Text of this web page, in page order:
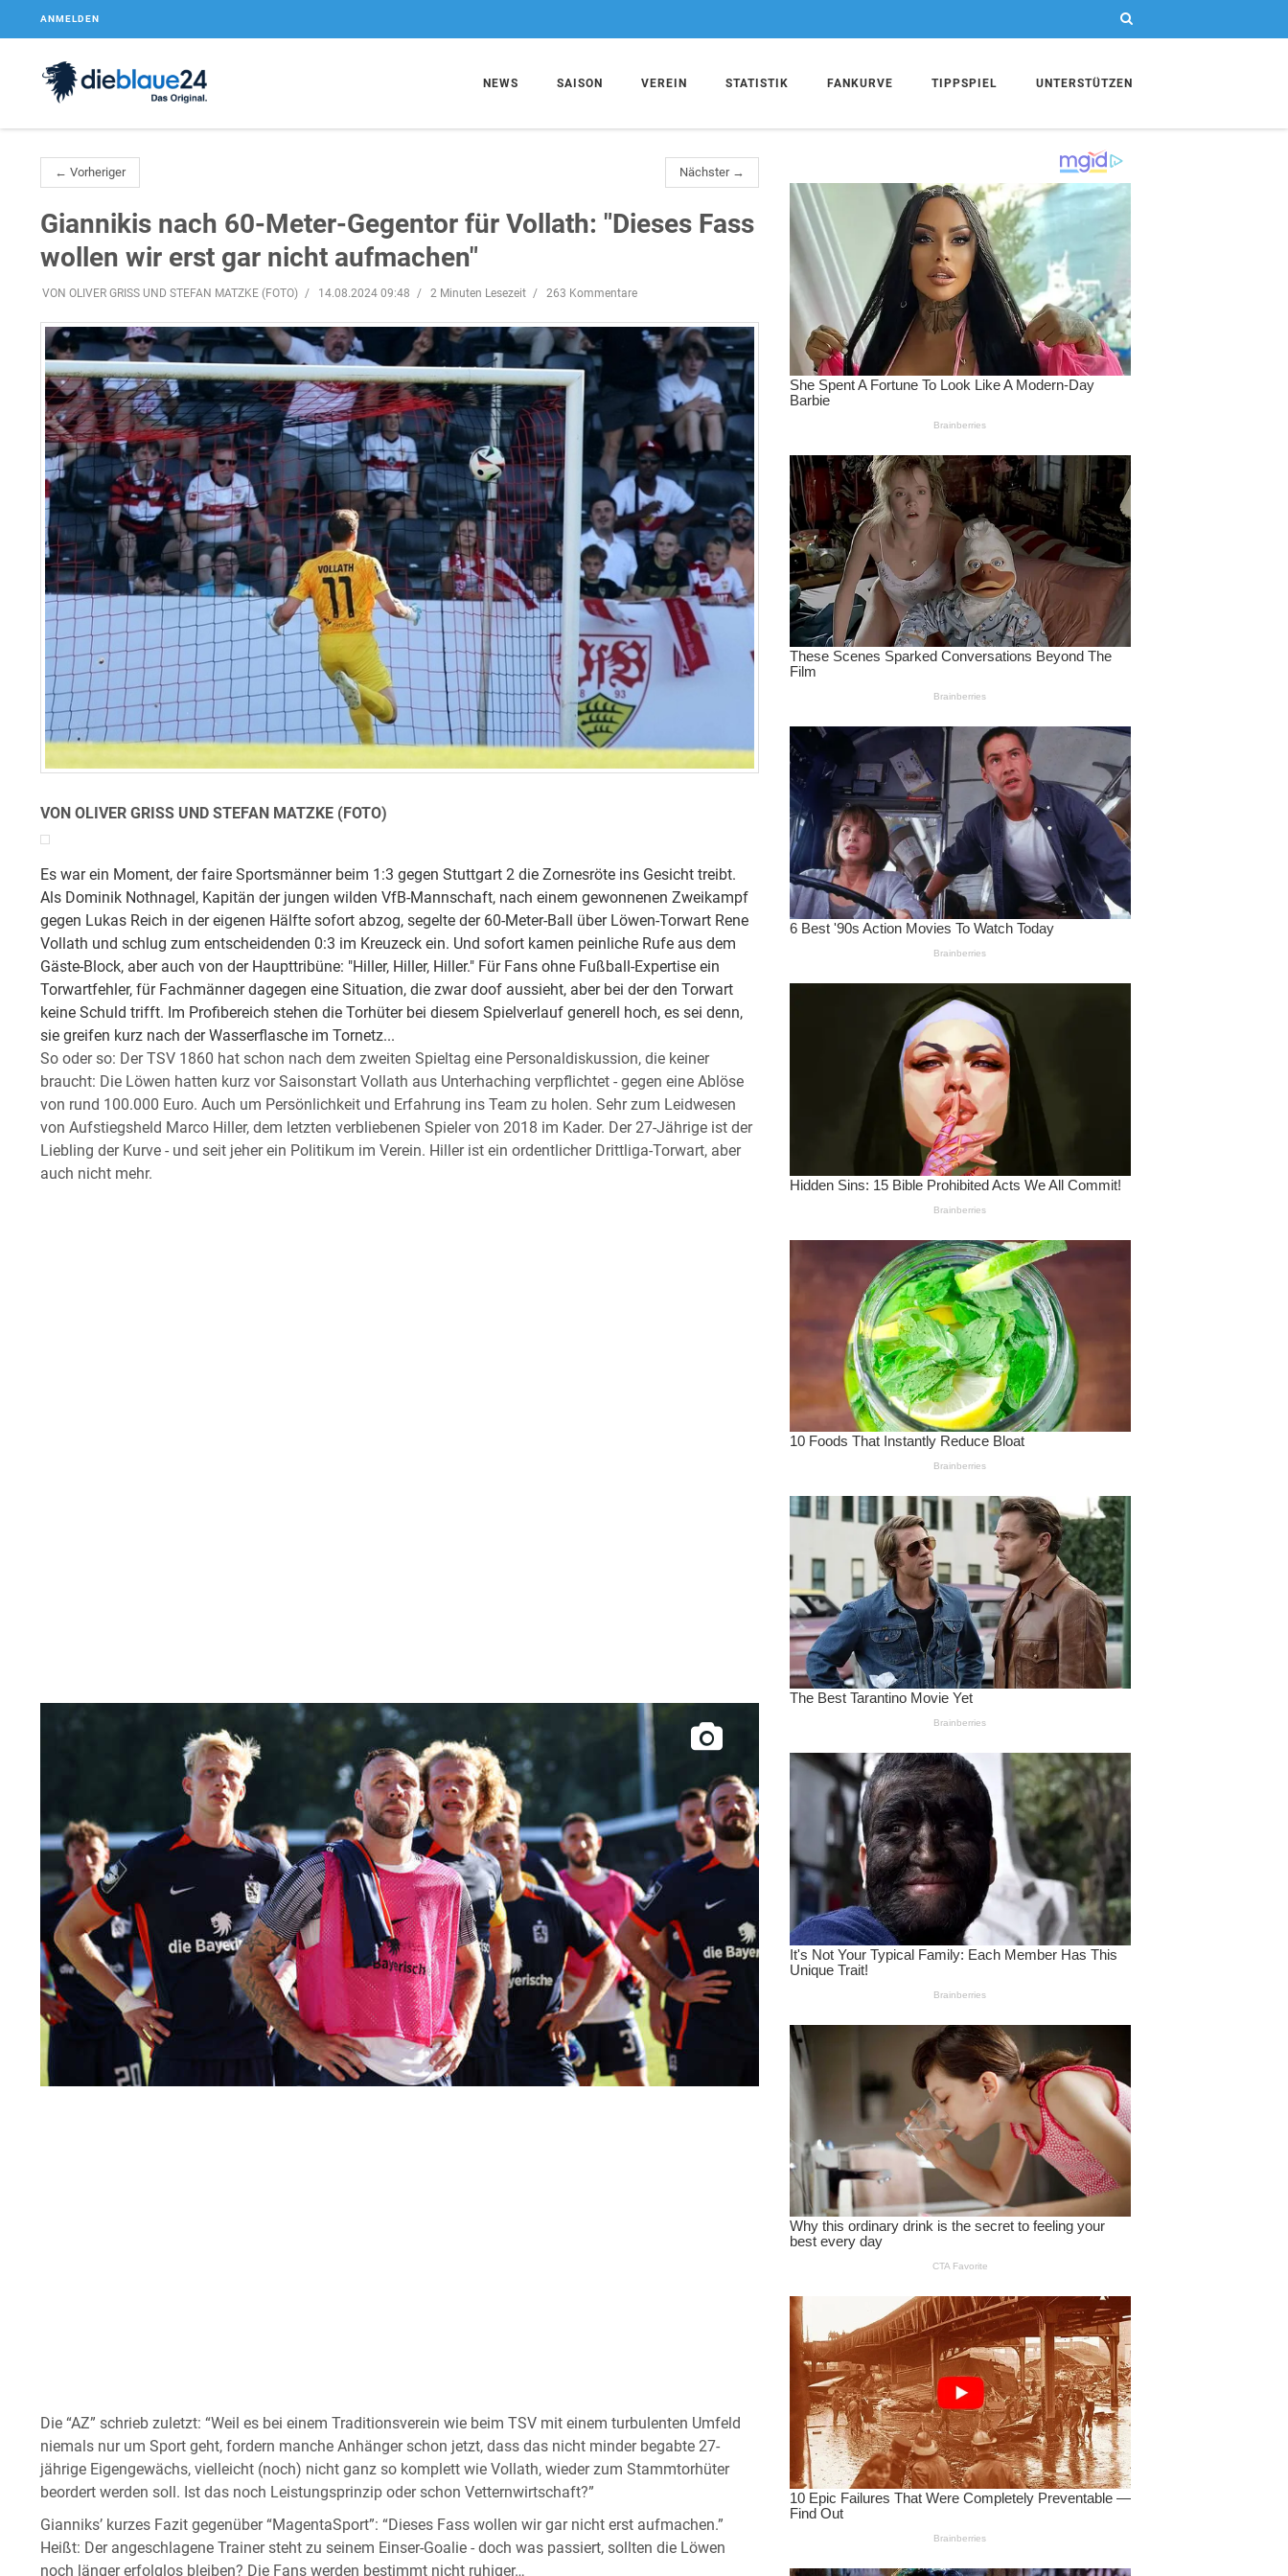
ANMELDEN
NEWS SAISON VEREIN STATISTIK FANKURVE TIPPSPIEL UNTERSTÜTZEN
← Vorheriger Nächster →
Giannikis nach 60-Meter-Gegentor für Vollath: "Dieses Fass
wollen wir erst gar nicht aufmachen"
VON OLIVER GRISS UND STEFAN MATZKE (FOTO) 14.08.2024 09:48 2 Minuten Lesezeit 263 Kommentare
VON OLIVER GRISS UND STEFAN MATZKE (FOTO)
Es war ein Moment, der faire Sportsmänner beim 1:3 gegen Stuttgart 2 die Zornesröte ins Gesicht treibt.
Als Dominik Nothnagel, Kapitän der jungen wilden VfB-Mannschaft, nach einem gewonnenen Zweikampf
gegen Lukas Reich in der eigenen Hälfte sofort abzog, segelte der 60-Meter-Ball über Löwen-Torwart Rene
Vollath und schlug zum entscheidenden 0:3 im Kreuzeck ein. Und sofort kamen peinliche Rufe aus dem
Gäste-Block, aber auch von der Haupttribüne: "Hiller, Hiller, Hiller." Für Fans ohne Fußball-Expertise ein
Torwartfehler, für Fachmänner dagegen eine Situation, die zwar doof aussieht, aber bei der den Torwart
keine Schuld trifft. Im Profibereich stehen die Torhüter bei diesem Spielverlauf generell hoch, es sei denn,
sie greifen kurz nach der Wasserflasche im Tornetz...
So oder so: Der TSV 1860 hat schon nach dem zweiten Spieltag eine Personaldiskussion, die keiner
braucht: Die Löwen hatten kurz vor Saisonstart Vollath aus Unterhaching verpflichtet - gegen eine Ablöse
von rund 100.000 Euro. Auch um Persönlichkeit und Erfahrung ins Team zu holen. Sehr zum Leidwesen
von Aufstiegsheld Marco Hiller, dem letzten verbliebenen Spieler von 2018 im Kader. Der 27-Jährige ist der
Liebling der Kurve - und seit jeher ein Politikum im Verein. Hiller ist ein ordentlicher Drittliga-Torwart, aber
auch nicht mehr.
Die “AZ” schrieb zuletzt: “Weil es bei einem Traditionsverein wie beim TSV mit einem turbulenten Umfeld
niemals nur um Sport geht, fordern manche Anhänger schon jetzt, dass das nicht minder begabte 27-
jährige Eigengewächs, vielleicht (noch) nicht ganz so komplett wie Vollath, wieder zum Stammtorhüter
beordert werden soll. Ist das noch Leistungsprinzip oder schon Vetternwirtschaft?”
Gianniks’ kurzes Fazit gegenüber “MagentaSport”: “Dieses Fass wollen wir gar nicht erst aufmachen.”
Heißt: Der angeschlagene Trainer steht zu seinem Einser-Goalie - doch was passiert, sollten die Löwen
noch länger erfolglos bleiben? Die Fans werden bestimmt nicht ruhiger…